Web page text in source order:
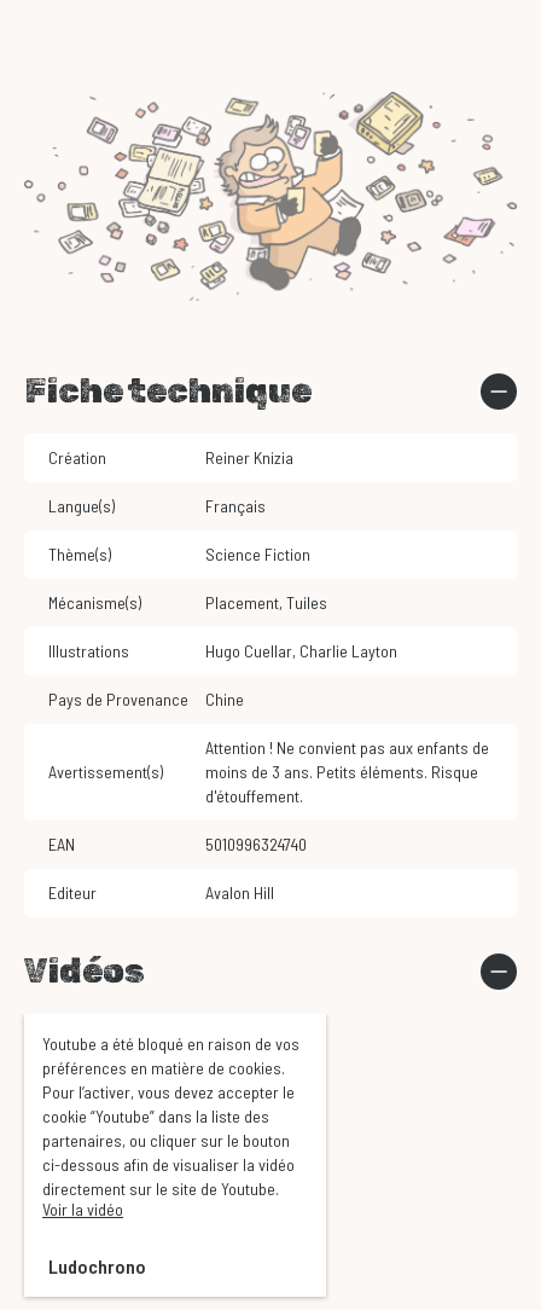
Fiche technique
Création Reiner Knizia
Langue(s) Français
Thème(s) Science Fiction
Mécanisme(s) Placement, Tuiles
Illustrations Hugo Cuellar, Charlie Layton
Pays de Provenance Chine
Avertissement(s)
Attention ! Ne convient pas aux enfants de
moins de 3 ans. Petits éléments. Risque
d'étouffement.
EAN 5010996324740
Editeur Avalon Hill
Vidéos
Youtube a été bloqué en raison de vos
préférences en matière de cookies.
Pour l’activer, vous devez accepter le
cookie “Youtube” dans la liste des
partenaires, ou cliquer sur le bouton
ci-dessous afin de visualiser la vidéo
directement sur le site de Youtube.
Voir la vidéo
Ludochrono